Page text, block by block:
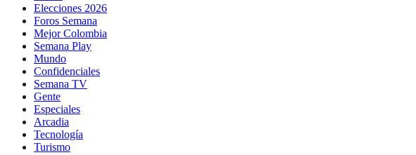
Elecciones 2026
Foros Semana
Mejor Colombia
Semana Play
Mundo
Confidenciales
Semana TV
Gente
Especiales
Arcadia
Tecnología
Turismo